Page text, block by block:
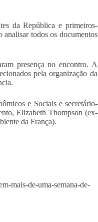
da República e primeiros-
todos os documentos
presença no encontro. A
pela organização da
e Sociais e secretário-
Elizabeth Thompson (ex-
da França).
mais-de-uma-semana-de-